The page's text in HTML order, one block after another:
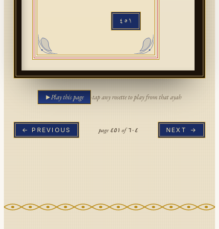
٤٥١
Play this page ·tap any rosette to play from that ayah
← PREVIOUS page٤٥١ of٦٠٤ NEXT →